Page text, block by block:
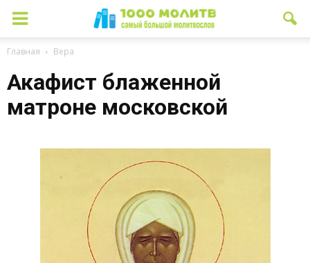
Главная Вера
Акафист блаженной
матроне московской